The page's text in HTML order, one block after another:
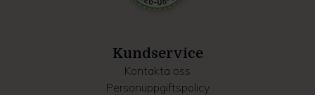
information som du har tillhandahållit eller som de har
Kundservice
Kontakta oss
Personuppgiftspolicy